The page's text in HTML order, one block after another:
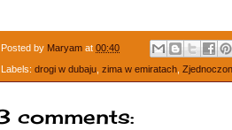
Posted by Maryam at 00:40
Labels: drogi w dubaju, zima w emiratach,
comments: